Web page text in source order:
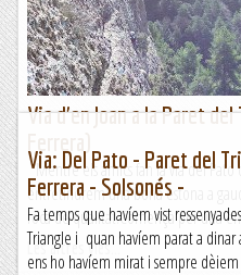
Via d'en Joan a la Paret
Mentre els amics fan la via del Pato
entretindrem una bona estona a
roca de qualitat.Comença per una
Les altres vies...
Via: Del Pato - Paret del
Ferrera - Solsonés -
Fa temps que havíem vist
Triangle i quan havíem parat a dinar
ens ho havíem mirat i sempre